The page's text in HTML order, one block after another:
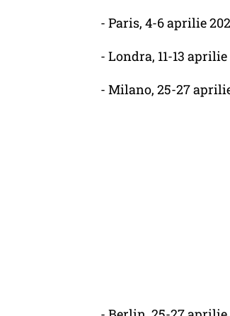
- Paris, 4-6 aprilie
- Londra, 11-13 aprilie
- Milano, 25-27